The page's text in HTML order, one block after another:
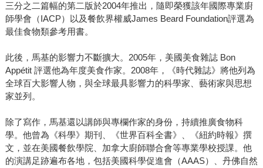
三分之二篇幅的第二版於2004年推出，隨即榮獲該年國際專業廚
師學會（IACP）以及餐飲界權威James Beard Foundation評選為
最佳食物類參考用書。
此後，馬基的影響力不斷擴大。2005年，美國美食雜誌 Bon
Appétit 評選他為年度美食作家。2008年，《時代雜誌》將他列為
全球百大影響人物，與全球最具影響力的科學家、藝術家與思想
家並列。
除了寫作，馬基還以講師與專欄作家的身份，持續推廣食物科
學。他曾為《科學》期刊、《世界百科全書》、《紐約時報》撰
文，並在美國餐飲學院、加拿大廚師聯合會等專業學校授課。他
的演講足跡遍布各地，包括美國科學促進會（AAAS）、丹佛自然